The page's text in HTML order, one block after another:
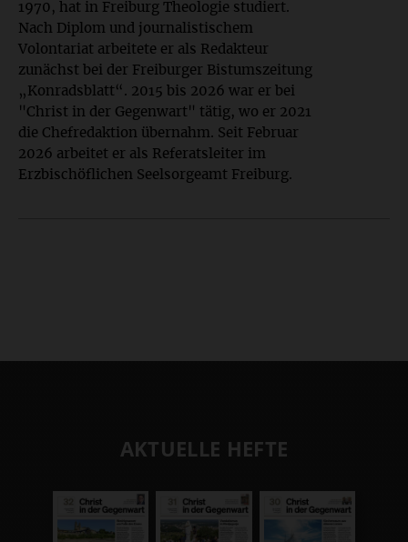
1970, hat in Freiburg Theologie studiert.
Nach Diplom und journalistischem
Volontariat arbeitete er als Redakteur
zunächst bei der Freiburger Bistumszeitung
„Konradsblatt“. 2015 bis 2026 war er bei
"Christ in der Gegenwart" tätig, wo er 2021
die Chefredaktion übernahm. Seit Februar
2026 arbeitet er als Referatsleiter im
Erzbischöflichen Seelsorgeamt Freiburg.
AKTUELLE HEFTE